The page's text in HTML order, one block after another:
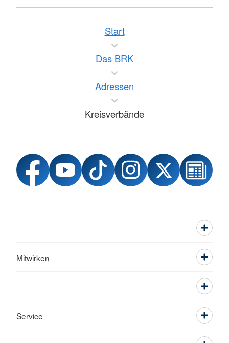
Start
Das BRK
Adressen
Kreisverbände
Mitwirken
Service